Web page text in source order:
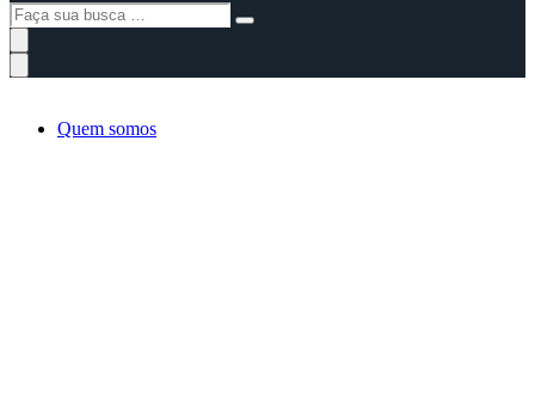
Faça
sua
busca
…
Quem somos